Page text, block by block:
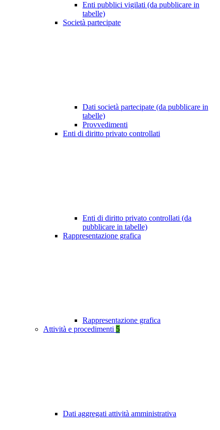
Enti pubblici vigilati (da pubblicare in
tabelle)
Società partecipate
Dati società partecipate (da pubblicare in
tabelle)
Provvedimenti
Enti di diritto privato controllati
Enti di diritto privato controllati (da
pubblicare in tabelle)
Rappresentazione grafica
Rappresentazione grafica
Attività e procedimenti 5
Dati aggregati attività amministrativa